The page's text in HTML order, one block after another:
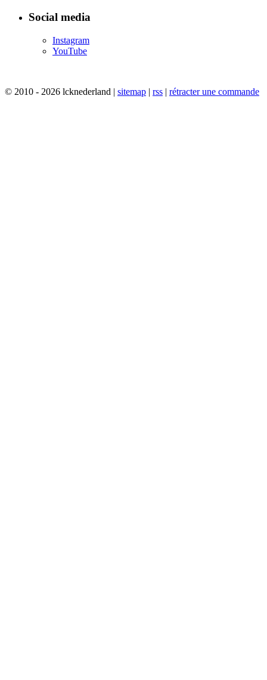
Social media
Instagram
YouTube
© 2010 - 2026 lcknederland | sitemap | rss | rétracter une commande